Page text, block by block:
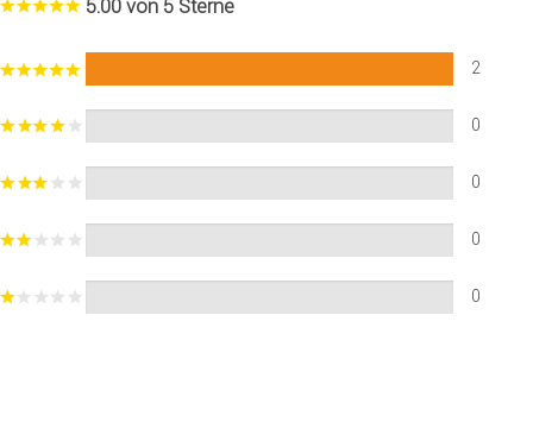
5.00 von 5 Sterne
2
0
0
0
0